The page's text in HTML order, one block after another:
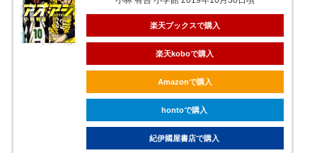
楽天ブックスで購入
楽天koboで購入
Amazonで購入
hontoで購入
紀伊國屋書店で購入